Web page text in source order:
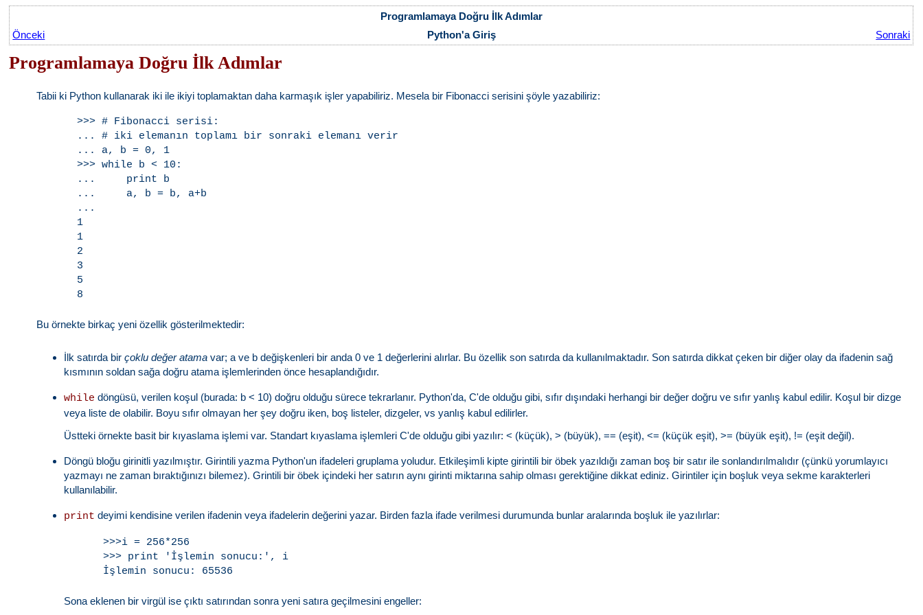
Programlamaya Doğru İlk Adımlar
Önceki
Python'a Giriş Sonraki
Programlamaya Doğru İlk Adımlar
Tabii ki Python kullanarak iki ile ikiyi toplamaktan daha karmaşık işler yapabiliriz. Mesela bir Fibonacci serisini şöyle yazabiliriz:
>>> # Fibonacci serisi:
... # iki elemanın toplamı bir sonraki elemanı verir
... a, b = 0, 1
>>> while b < 10:
...     print b
...     a, b = b, a+b
...
1
1
2
3
5
Bu örnekte birkaç yeni özellik gösterilmektedir:
İlk satırda birçoklu değer atama var; a ve b değişkenleri bir anda 0 ve 1 değerlerini alırlar. Bu özellik son satırda da kullanılmaktadır. Son satırda dikkat çeken bir diğer olay da ifadenin sağ
kısmının soldan sağa doğru atama işlemlerinden önce hesaplandığıdır.
while döngüsü, verilen koşul (burada: b < 10) doğru olduğu sürece tekrarlanır. Python'da, C'de olduğu gibi, sıfır dışındaki herhangi bir değer doğru ve sıfır yanlış kabul edilir. Koşul bir dizge
veya liste de olabilir. Boyu sıfır olmayan her şey doğru iken, boş listeler, dizgeler, vs yanlış kabul edilirler.
Üstteki örnekte basit bir kıyaslama işlemi var. Standart kıyaslama işlemleri C'de olduğu gibi yazılır: < (küçük), > (büyük), == (eşit), <= (küçük eşit), >= (büyük eşit), != (eşit değil).
Döngü bloğu girinitli yazılmıştır. Girintili yazma Python'un ifadeleri gruplama yoludur. Etkileşimli kipte girintili bir öbek yazıldığı zaman boş bir satır ile sonlandırılmalıdır (çünkü yorumlayıcı
yazmayı ne zaman bıraktığınızı bilemez). Grintili bir öbek içindeki her satırın aynı girinti miktarına sahip olması gerektiğine dikkat ediniz. Girintiler için boşluk veya sekme karakterleri
kullanılabilir.
print deyimi kendisine verilen ifadenin veya ifadelerin değerini yazar. Birden fazla ifade verilmesi durumunda bunlar aralarında boşluk ile yazılırlar:
>>>i = 256*256
>>> print 'İşlemin sonucu:', i
Sona eklenen bir virgül ise çıktı satırından sonra yeni satıra geçilmesini engeller: